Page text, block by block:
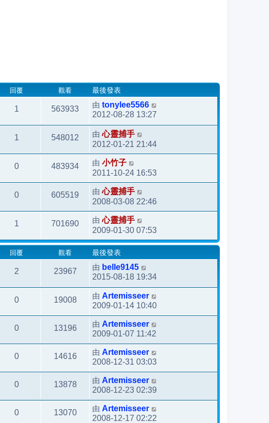
回覆 觀看 最後發表
1 563933 由 tonylee5566
2012-08-28 13:27
1 548012 由心靈捕手
2012-01-21 21:44
0 483934 由 小竹子
2011-10-24 16:53
0 605519 由心靈捕手
2008-03-08 22:46
1 701690 由心靈捕手
2009-01-30 07:53
回覆 觀看 最後發表
2 23967 由 belle9145
2015-08-18 19:34
0 19008 由 Artemisseer
2009-01-14 10:40
0 13196 由 Artemisseer
2009-01-07 11:42
0 14616 由 Artemisseer
2008-12-31 03:03
0 13878 由 Artemisseer
2008-12-23 02:39
0 13070 由 Artemisseer
2008-12-17 02:22